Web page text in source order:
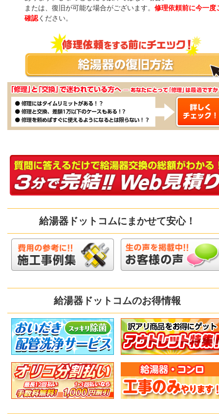
または、復旧が可能な場合がございます。 修理依頼前に今一度
確認ください。
給湯器ドットコムにまかせて安心！
給湯器ドットコムのお得情報